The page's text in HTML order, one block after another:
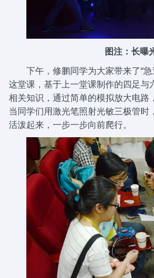
图注：长曝
下午，修鹏同学为大家带来了“
这堂课，基于上一堂课制作的四足与
相关知识，通过简单的模拟放大电路
当同学们用激光笔照射光敏三极管时
活泼起来，一步一步向前爬行。